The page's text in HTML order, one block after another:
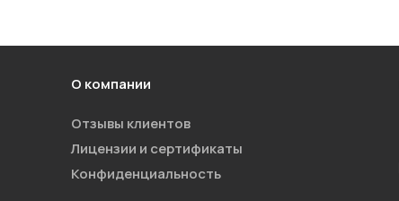
О компании
Отзывы клиентов
Лицензии и сертификаты
Конфиденциальность